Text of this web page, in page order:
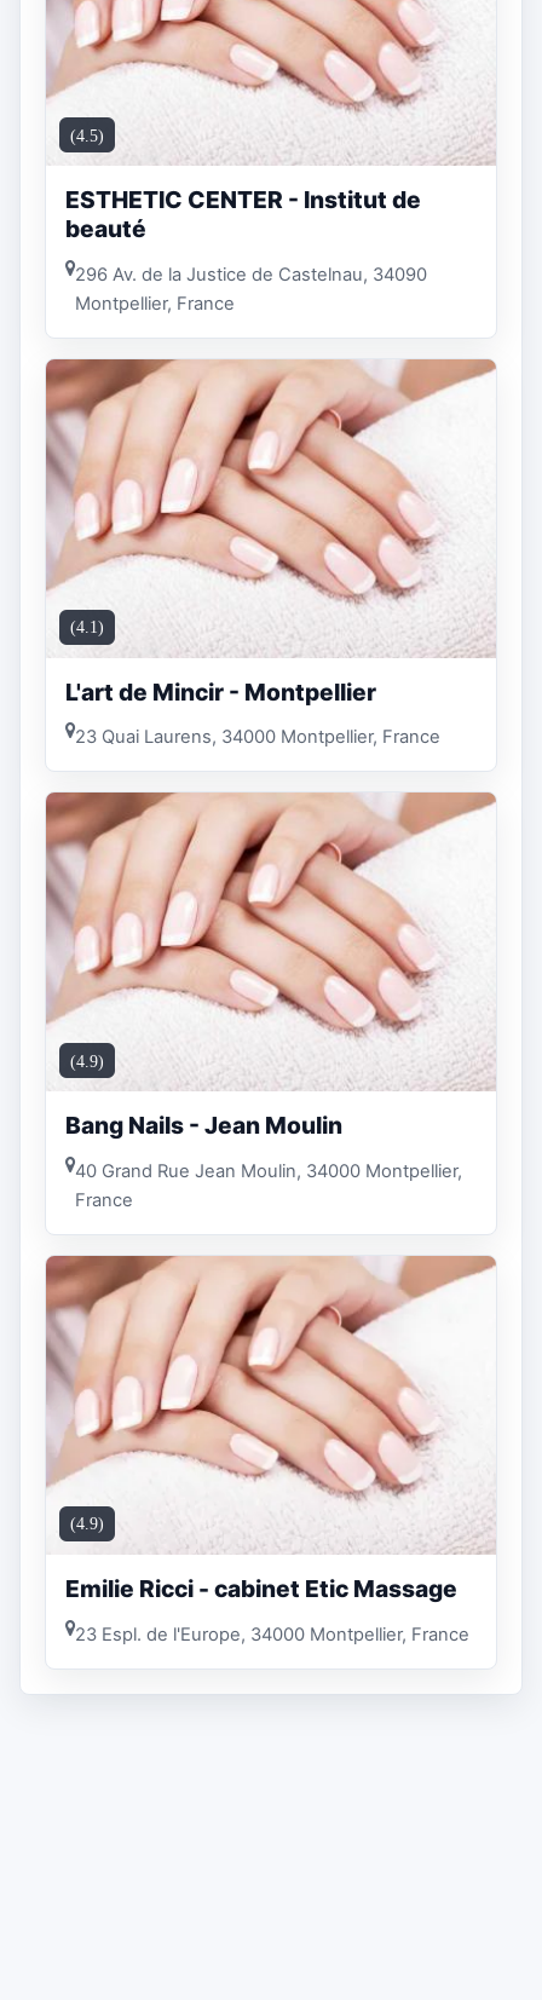
(4.5)
ESTHETIC CENTER - Institut de
beauté
296 Av. de la Justice de Castelnau, 34090
Montpellier, France
(4.1)
L'art de Mincir - Montpellier
23 Quai Laurens, 34000 Montpellier, France
(4.9)
Bang Nails - Jean Moulin
40 Grand Rue Jean Moulin, 34000 Montpellier,
France
(4.9)
Emilie Ricci - cabinet Etic Massage
23 Espl. de l'Europe, 34000 Montpellier, France